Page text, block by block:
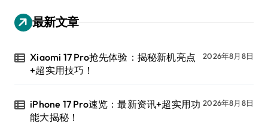
最新文章
Xiaomi 17 Pro抢先体验：揭秘新机亮点
+超实用技巧！
2026年8月8日
iPhone 17 Pro速览：最新资讯+超实用功
能大揭秘！
2026年8月8日